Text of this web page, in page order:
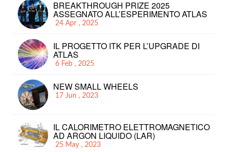
BREAKTHROUGH PRIZE 2025
ASSEGNATO ALL’ESPERIMENTO ATLAS
24 Apr , 2025
IL PROGETTO ITK PER L’UPGRADE DI
ATLAS
6 Feb , 2025
NEW SMALL WHEELS
17 Jun , 2023
IL CALORIMETRO ELETTROMAGNETICO
AD ARGON LIQUIDO (LAR)
25 May , 2023